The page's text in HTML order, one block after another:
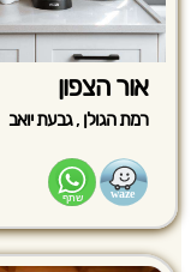
אור הצפון
רמת הגולן ,גבעת יואב